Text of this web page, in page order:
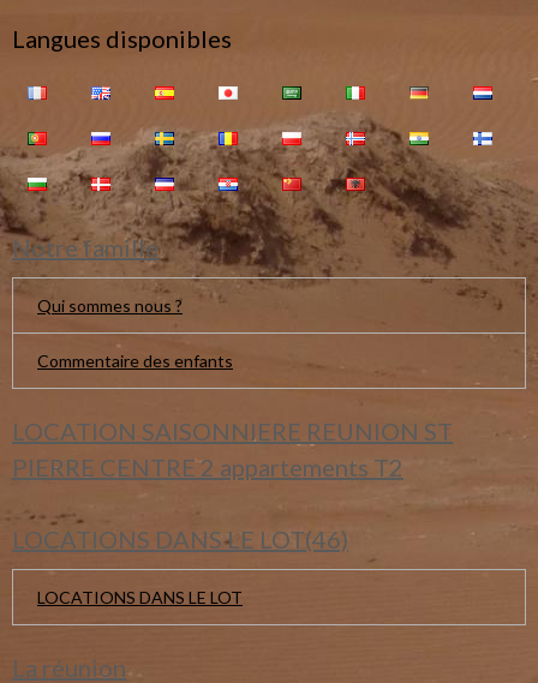
Langues disponibles
Notre famille
Qui sommes nous ?
Commentaire des enfants
LOCATION SAISONNIERE REUNION ST
PIERRE CENTRE 2 appartements T2
LOCATIONS DANS LE LOT(46)
LOCATIONS DANS LE LOT
La réunion